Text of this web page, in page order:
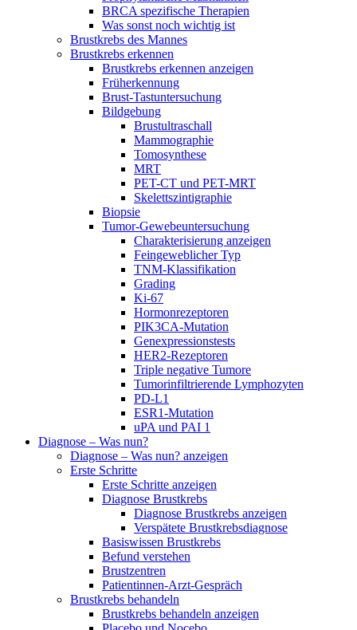
BRCA spezifische Therapien
Was sonst noch wichtig ist
Brustkrebs des Mannes
Brustkrebs erkennen
Brustkrebs erkennen anzeigen
Früherkennung
Brust-Tastuntersuchung
Bildgebung
Brustultraschall
Mammographie
Tomosynthese
MRT
PET-CT und PET-MRT
Skelettszintigraphie
Biopsie
Tumor-Gewebeuntersuchung
Charakterisierung anzeigen
Feingeweblicher Typ
TNM-Klassifikation
Grading
Ki-67
Hormonrezeptoren
PIK3CA-Mutation
Genexpressionstests
HER2-Rezeptoren
Triple negative Tumore
Tumorinfiltrierende Lymphozyten
PD-L1
ESR1-Mutation
uPA und PAI 1
Diagnose – Was nun?
Diagnose – Was nun? anzeigen
Erste Schritte
Erste Schritte anzeigen
Diagnose Brustkrebs
Diagnose Brustkrebs anzeigen
Verspätete Brustkrebsdiagnose
Basiswissen Brustkrebs
Befund verstehen
Brustzentren
Patientinnen-Arzt-Gespräch
Brustkrebs behandeln
Brustkrebs behandeln anzeigen